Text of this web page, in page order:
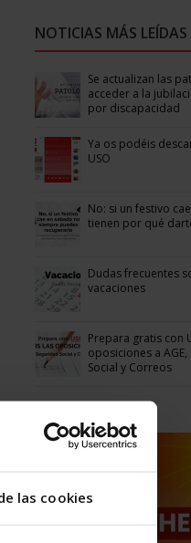
las cookies
NOTICIAS MÁS LEÍDAS
Se actualizan las
acceder a la
por discapacidad
Ya os podéis
USO
No: si un festivo
tienen por qué
Dudas frecuentes
vacaciones
Prepara gratis con
oposiciones a
Social y Correos